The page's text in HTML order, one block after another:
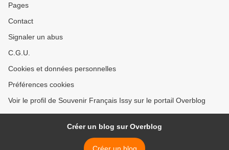
Pages
Contact
Signaler un abus
C.G.U.
Cookies et données personnelles
Préférences cookies
Voir le profil de Souvenir Français Issy sur le portail Overblog
Créer un blog sur Overblog